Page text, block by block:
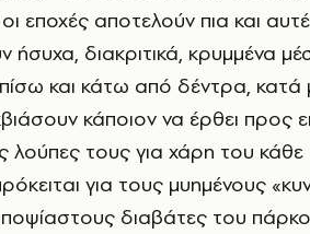
εποχές αποτελούν πια και
διακριτικά, κρυμμένα
και κάτω από δέντρα,
κάποιον να έρθει προς
λούπες τους για χάρη του
για τους μυημένους
διαβάτες του